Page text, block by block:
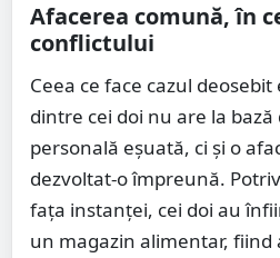
Afacerea comună, în
conflictului
Ceea ce face cazul
dintre cei doi nu are la
personală eșuată, ci și o
dezvoltat-o împreună.
fața instanței, cei doi au
un magazin alimentar, fiind